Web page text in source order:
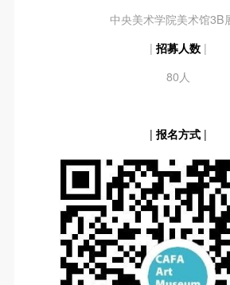
中央美术学院美术馆3B
| 招募人数 |
80人
| 报名方式 |